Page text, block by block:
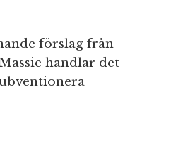
förslag från
handlar det